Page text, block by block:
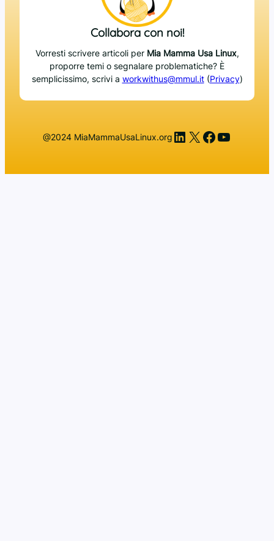
Collabora con noi!
Vorresti scrivere articoli per Mia Mamma Usa Linux,
proporre temi o segnalare problematiche? È
semplicissimo, scrivi a workwithus@mmul.it(Privacy)
@2024 MiaMammaUsaLinux.org LinkedIn
X Facebook